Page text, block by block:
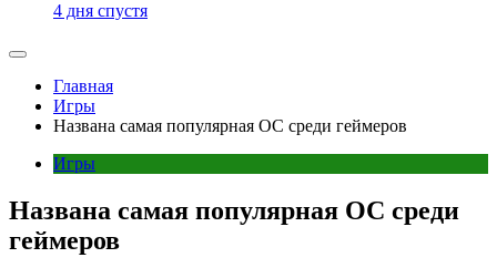
4 дня спустя
Главная
Игры
Названа самая популярная ОС среди геймеров
Игры
Названа самая популярная ОС среди
геймеров